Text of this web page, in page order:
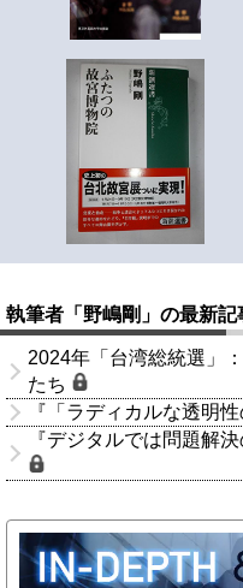
執筆者「野嶋剛」の最新記
2024年「台湾総統選」
たち
『「ラディカルな透明
『デジタルでは問題解